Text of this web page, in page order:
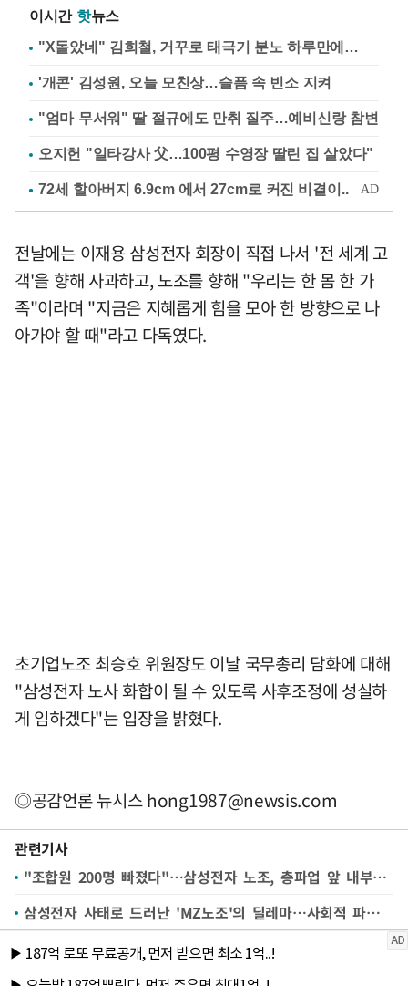
이시간 핫뉴스
"X돌았네" 김희철, 거꾸로 태극기 분노 하루만에…
'개콘' 김성원, 오늘 모친상…슬픔 속 빈소 지켜
"엄마 무서워" 딸 절규에도 만취 질주…예비신랑 참변
오지헌 "일타강사 父…100평 수영장 딸린 집 살았다"
전날에는 이재용 삼성전자 회장이 직접 나서 '전 세계 고
객'을 향해 사과하고, 노조를 향해 "우리는 한 몸 한 가
족"이라며 "지금은 지혜롭게 힘을 모아 한 방향으로 나
아가야 할 때"라고 다독였다.
초기업노조 최승호 위원장도 이날 국무총리 담화에 대해
"삼성전자 노사 화합이 될 수 있도록 사후조정에 성실하
게 임하겠다"는 입장을 밝혔다.
◎공감언론 뉴시스hong1987@newsis.com
관련기사
"조합원 200명 빠졌다"…삼성전자 노조, 총파업 앞 내부 균열 조짐
삼성전자 사태로 드러난 'MZ노조'의 딜레마…사회적 파장은?[한국에 무슨 일이⑤]